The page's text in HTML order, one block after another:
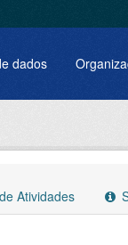
dados
Atividades